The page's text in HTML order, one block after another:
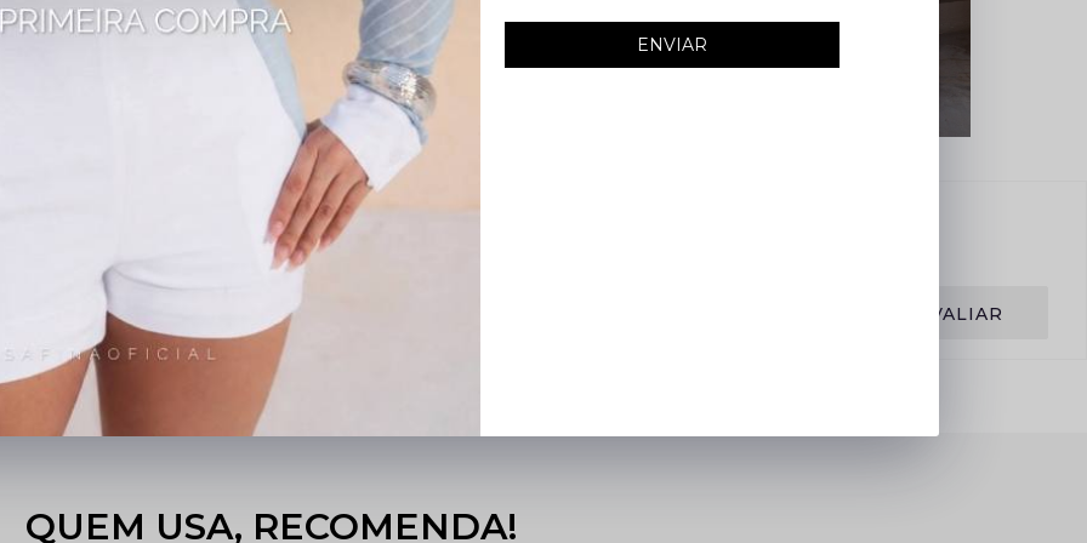
QUEM USA, RECOMENDA!
ENVIAR